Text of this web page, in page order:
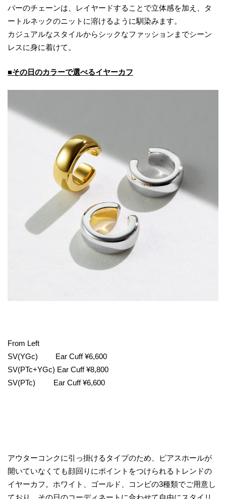
バーのチェーンは、レイヤードすることで立体感を加え、タ
ートルネックのニットに溶けるように馴染みます。
カジュアルなスタイルからシックなファッションまでシーン
レスに身に着けて。
■その日のカラーで選べるイヤーカフ
From Left
SV(YGc) Ear Cuff ¥6,600
SV(PTc+YGc) Ear Cuff ¥8,800
SV(PTc) Ear Cuff ¥6,600
アウターコンクに引っ掛けるタイプのため、ピアスホールが
開いていなくても顔回りにポイントをつけられるトレンドの
イヤーカフ。ホワイト、ゴールド、コンビの3種類でご用意し